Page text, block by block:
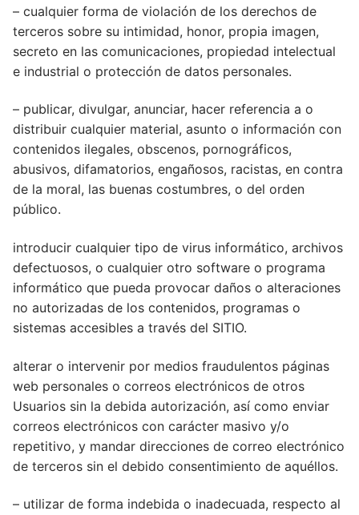
– cualquier forma de violación de los derechos de
terceros sobre su intimidad, honor, propia imagen,
secreto en las comunicaciones, propiedad intelectual
e industrial o protección de datos personales.
– publicar, divulgar, anunciar, hacer referencia a o
distribuir cualquier material, asunto o información con
contenidos ilegales, obscenos, pornográficos,
abusivos, difamatorios, engañosos, racistas, en contra
de la moral, las buenas costumbres, o del orden
público.
introducir cualquier tipo de virus informático, archivos
defectuosos, o cualquier otro software o programa
informático que pueda provocar daños o alteraciones
no autorizadas de los contenidos, programas o
sistemas accesibles a través del SITIO.
alterar o intervenir por medios fraudulentos páginas
web personales o correos electrónicos de otros
Usuarios sin la debida autorización, así como enviar
correos electrónicos con carácter masivo y/o
repetitivo, y mandar direcciones de correo electrónico
de terceros sin el debido consentimiento de aquéllos.
– utilizar de forma indebida o inadecuada, respecto al